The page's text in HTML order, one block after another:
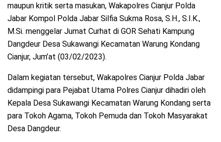
maupun kritik serta masukan, Wakapolres Cianjur Polda
Jabar Kompol Polda Jabar Silfia Sukma Rosa, S.H., S.I.K.,
M.Si. menggelar Jumat Curhat di GOR Sehati Kampung
Dangdeur Desa Sukawangi Kecamatan Warung Kondang
Cianjur, Jum’at (03/02/2023).
Dalam kegiatan tersebut, Wakapolres Cianjur Polda Jabar
didampingi para Pejabat Utama Polres Cianjur dihadiri oleh
Kepala Desa Sukawangi Kecamatan Warung Kondang serta
para Tokoh Agama, Tokoh Pemuda dan Tokoh Masyarakat
Desa Dangdeur.